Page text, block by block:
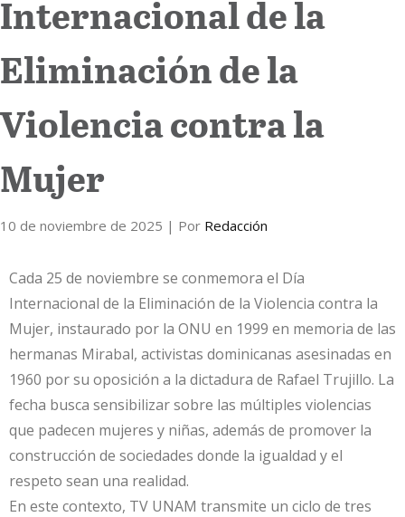
Internacional de la
Eliminación de la
Violencia contra la
Mujer
10 de noviembre de 2025 | Por Redacción
Cada 25 de noviembre se conmemora el Día
Internacional de la Eliminación de la Violencia contra la
Mujer, instaurado por la ONU en 1999 en memoria de las
hermanas Mirabal, activistas dominicanas asesinadas en
1960 por su oposición a la dictadura de Rafael Trujillo. La
fecha busca sensibilizar sobre las múltiples violencias
que padecen mujeres y niñas, además de promover la
construcción de sociedades donde la igualdad y el
respeto sean una realidad.
En este contexto, TV UNAM transmite un ciclo de tres